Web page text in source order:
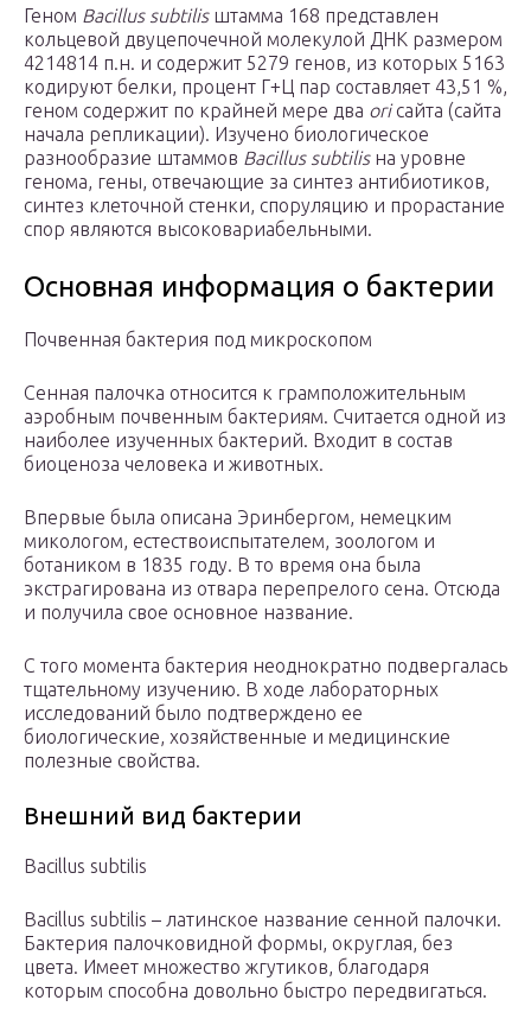
Геном Bacillus subtilisштамма 168 представлен
кольцевой двуцепочечной молекулой ДНК размером
4214814 п.н. и содержит 5279 генов, из которых 5163
кодируют белки, процент Г+Ц пар составляет 43,51 %,
геном содержит по крайней мере два oriсайта (сайта
начала репликации). Изучено биологическое
разнообразие штаммов Bacillus subtilisна уровне
генома, гены, отвечающие за синтез антибиотиков,
синтез клеточной стенки, споруляцию и прорастание
спор являются высоковариабельными.
Основная информация о бактерии
Почвенная бактерия под микроскопом
Сенная палочка относится к грамположительным
аэробным почвенным бактериям. Считается одной из
наиболее изученных бактерий. Входит в состав
биоценоза человека и животных.
Впервые была описана Эринбергом, немецким
микологом, естествоиспытателем, зоологом и
ботаником в 1835 году. В то время она была
экстрагирована из отвара перепрелого сена. Отсюда
и получила свое основное название.
С того момента бактерия неоднократно подвергалась
тщательному изучению. В ходе лабораторных
исследований было подтверждено ее
биологические, хозяйственные и медицинские
полезные свойства.
Внешний вид бактерии
Bacillus subtilis
Bacillus subtilis – латинское название сенной палочки.
Бактерия палочковидной формы, округлая, без
цвета. Имеет множество жгутиков, благодаря
которым способна довольно быстро передвигаться.